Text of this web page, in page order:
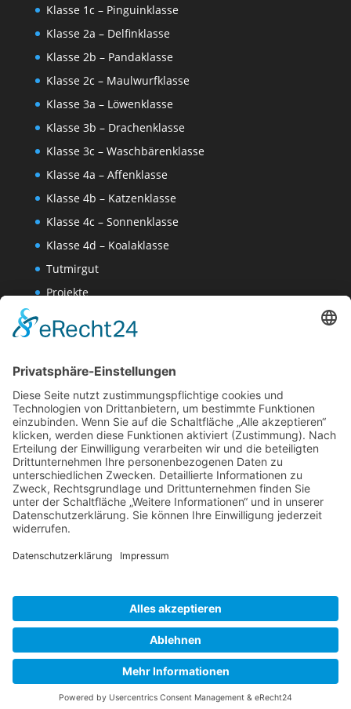
Klasse 1c – Pinguinklasse
Klasse 2a – Delfinklasse
Klasse 2b – Pandaklasse
Klasse 2c – Maulwurfklasse
Klasse 3a – Löwenklasse
Klasse 3b – Drachenklasse
Klasse 3c – Waschbärenklasse
Klasse 4a – Affenklasse
Klasse 4b – Katzenklasse
Klasse 4c – Sonnenklasse
Klasse 4d – Koalaklasse
Tutmirgut
Projekte
Wissenschaften-AG
Datenschutzerklärung
Website Administration
Datenschutzerklärung
Designed byElegant Themes| Powered by
WordPress